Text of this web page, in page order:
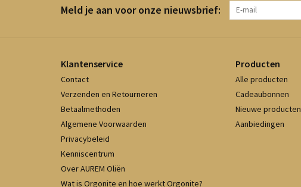
Meld je aan voor onze nieuwsbrief:
Klantenservice
Contact
Verzenden en Retourneren
Betaalmethoden
Algemene Voorwaarden
Privacybeleid
Kenniscentrum
Over AUREM Oliën
Wat is Orgonite en hoe werkt Orgonite?
Producten
Alle producten
Cadeaubonnen
Nieuwe producten
Aanbiedingen